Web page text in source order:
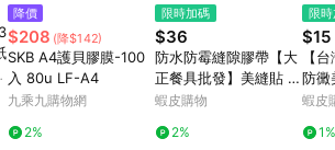
降價
$208 (降$142)
SKB A4護貝膠膜-100
入 80u LF-A4
九乘九購物網
2%
限時加碼
$36
防水防霉縫隙膠帶【大
正餐具批發】美縫貼 防
水縫隙膠帶 縫隙膠帶
貼 防霉隙膠貼 補縫隙
蝦皮購物
2%
限
$15
【
防黴
防水
擋風
蝦皮
1%